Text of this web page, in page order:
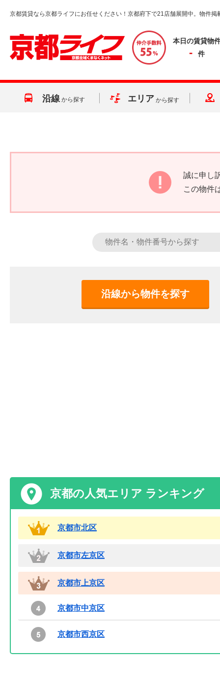
京都賃貸なら京都ライフにお任せください！京都府下で21店舗展開中。物件掲
本日の賃貸物
- 件
沿線 から探す エリア から探す
誠に申し
この物件
沿線から物件を探す
京都の人気エリア ランキング
京都市北区
京都市左京区
京都市上京区
京都市中京区
京都市西京区